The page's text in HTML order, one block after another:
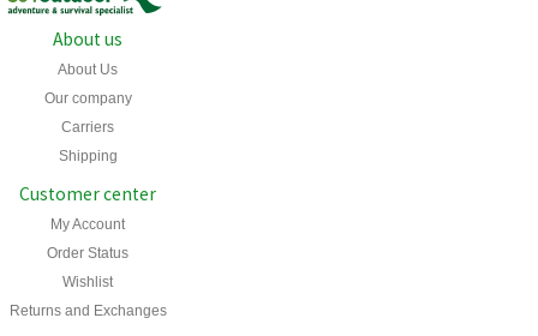
About us
About Us
Our company
Carriers
Shipping
Customer center
My Account
Order Status
Wishlist
Returns and Exchanges